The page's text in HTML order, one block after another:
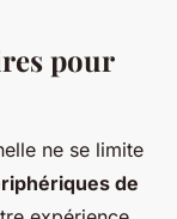
pour
ne se limite
de